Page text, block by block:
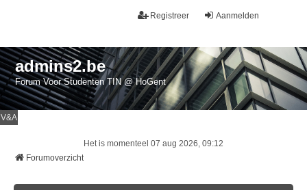
Aanmelden
Registreer
admins2.be
Forum Voor Studenten TIN @ HoGent
V&A
Het is momenteel 07 aug 2026, 09:12
Forumoverzicht